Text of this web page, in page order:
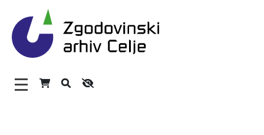
Zgodovinski arhiv Celje –
Glavni meni